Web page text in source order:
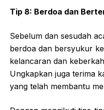
Tip 8: Berdoa dan
Sebelum dan sesudah
berdoa dan bersyukur
kelancaran dan
Ungkapkan juga terima
yang telah membantu